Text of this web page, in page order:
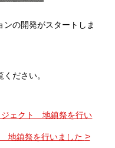
の開発がスタートしま
ださい。
ジェクト 地鎮祭を行い
地鎮祭を行いました >